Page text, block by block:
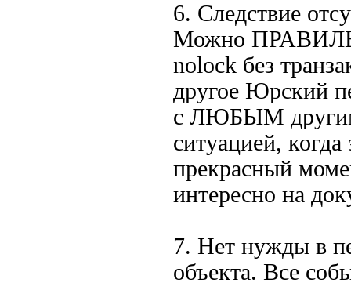
6. Следствие
Можно
nolock без
другое Юрский
с ЛЮБЫМ другим
ситуацией,
прекрасный
интересно на
7. Нет нужды в
объекта. Все